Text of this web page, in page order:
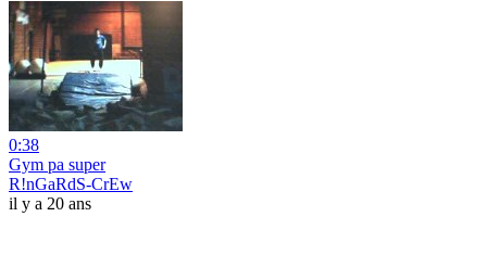
0:38
Gym pa super
R!nGaRdS-CrEw
il y a 20 ans